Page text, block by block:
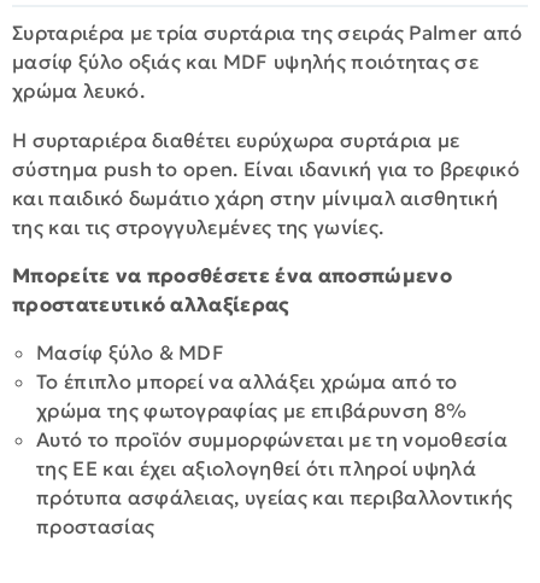
Συρταριέρα με τρία συρτάρια της σειράς Palmer από
μασίφ ξύλο οξιάς και MDF υψηλής ποιότητας σε
χρώμα λευκό.
Η συρταριέρα διαθέτει ευρύχωρα συρτάρια με
σύστημα push to open. Είναι ιδανική για το βρεφικό
και παιδικό δωμάτιο χάρη στην μίνιμαλ αισθητική
της και τις στρογγυλεμένες της γωνίες.
Μπορείτε να προσθέσετε ένα αποσπώμενο
προστατευτικό αλλαξίερας
Μασίφ ξύλο & MDF
Το έπιπλο μπορεί να αλλάξει χρώμα από το
χρώμα της φωτογραφίας με επιβάρυνση 8%
Αυτό το προϊόν συμμορφώνεται με τη νομοθεσία
της ΕΕ και έχει αξιολογηθεί ότι πληροί υψηλά
πρότυπα ασφάλειας, υγείας και περιβαλλοντικής
προστασίας